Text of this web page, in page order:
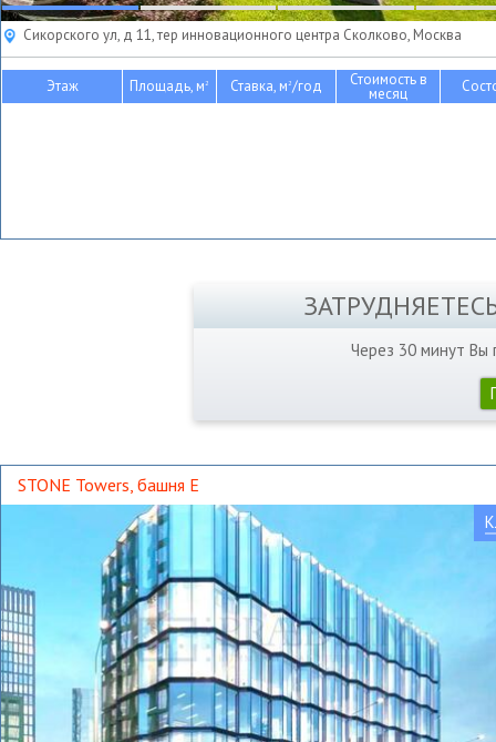
Сикорского ул, д 11, тер инновационного центра Сколково, Москва
Этаж Площадь, м2 Ставка, м2/год Стоимость в
месяц
Через 30 минут Вы
STONE Towers, башня Е